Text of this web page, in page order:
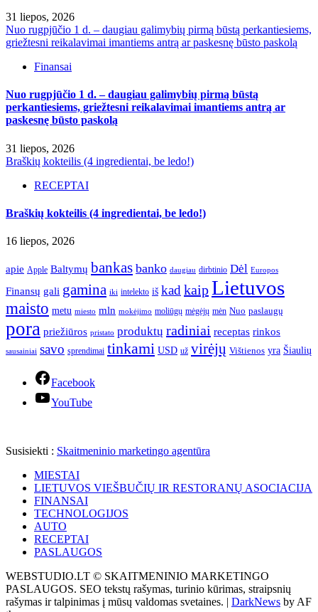
31 liepos, 2026
Nuo rugpjūčio 1 d. – daugiau galimybių pirmą būstą perkantiesiems,
griežtesni reikalavimai imantiems antrą ar paskesnę būsto paskolą
Finansai
Nuo rugpjūčio 1 d. – daugiau galimybių pirmą būstą
perkantiesiems, griežtesni reikalavimai imantiems antrą ar
paskesnę būsto paskolą
31 liepos, 2026
Braškių kokteilis (4 ingredientai, be ledo!)
RECEPTAI
Braškių kokteilis (4 ingredientai, be ledo!)
16 liepos, 2026
apie Apple Baltymų bankas banko daugiau dirbtinio Dėl Europos
Finansų gali gamina iki intelekto iš kad kaipLietuvos
maisto metu miesto mln mokėjimo moliūgų mėgėjų mėn Nuo paslaugų
pora priežiūros pristato produktų radiniai receptas rinkos
sausainiai savo sprendimai tinkami USD už virėjų Vištienos yra Šiaulių
Facebook
YouTube
Susisiekti : Skaitmeninio marketingo agentūra
MIESTAI
LIETUVOS VIEŠBUČIŲ IR RESTORANŲ ASOCIACIJA
FINANSAI
TECHNOLOGIJOS
AUTO
RECEPTAI
PASLAUGOS
WEBSTUDIO.LT © SKAITMENINIO MARKETINGO
PASLAUGOS. SEO tekstų rašymas, turinio kūrimas, straipsnių
rašymas ir talpinimas į mūsų valdomas svetaines. | DarkNews by AF